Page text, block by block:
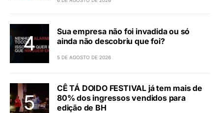
Sua empresa não foi invadida ou só
ainda não descobriu que foi?
5 DE AGOSTO DE 2026
CÊ TÁ DOIDO FESTIVAL já tem mais de
80% dos ingressos vendidos para
edição de BH